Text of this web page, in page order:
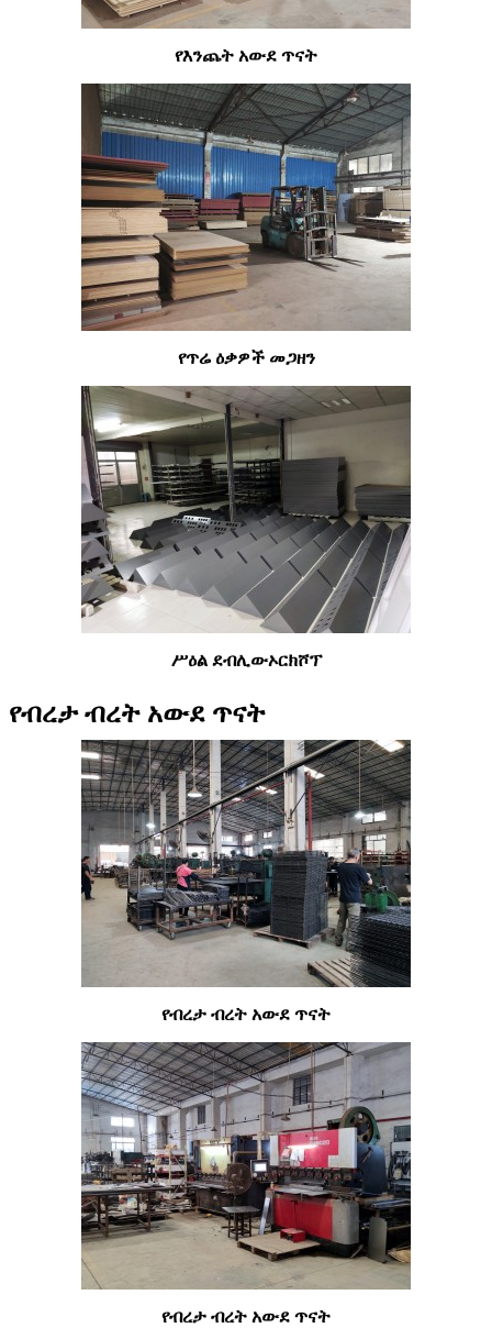
የእንጨት አውደ ጥናት
የጥሬ ዕቃዎች መጋዘን
ሥዕል ደብሊውኦርክሾፕ
የብረታ ብረት አውደ ጥናት
የብረታ ብረት አውደ ጥናት
የብረታ ብረት አውደ ጥናት